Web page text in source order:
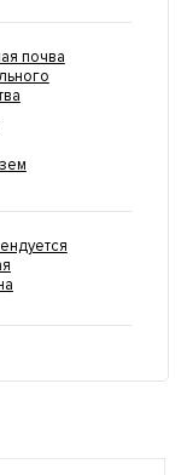
почва